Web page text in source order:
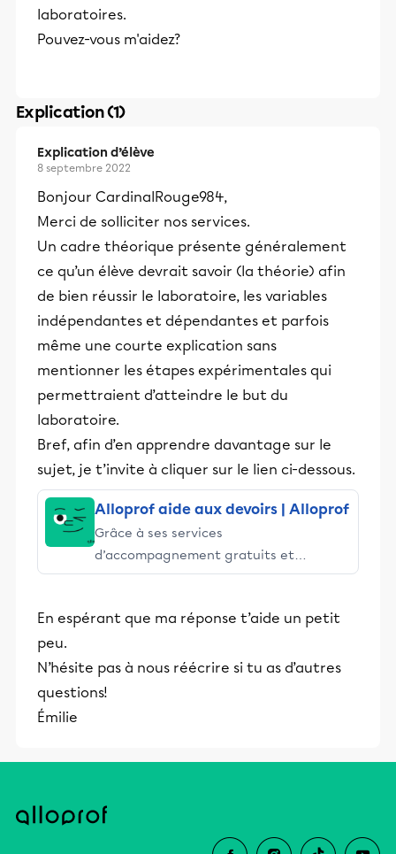
laboratoires.
Pouvez-vous m'aidez?
Explication (1)
Explication d’élève
8 septembre 2022
Bonjour CardinalRouge984,
Merci de solliciter nos services.
Un cadre théorique présente généralement
ce qu’un élève devrait savoir (la théorie) afin
de bien réussir le laboratoire, les variables
indépendantes et dépendantes et parfois
même une courte explication sans
mentionner les étapes expérimentales qui
permettraient d’atteindre le but du
laboratoire.
Bref, afin d’en apprendre davantage sur le
sujet, je t’invite à cliquer sur le lien ci-dessous.
Alloprof aide aux devoirs | Alloprof
Grâce à ses services
d’accompagnement gratuits et
stimulants, Alloprof engage les élèves
éducative.
En espérant que ma réponse t’aide un petit
peu.
N’hésite pas à nous réécrire si tu as d’autres
questions!
Émilie